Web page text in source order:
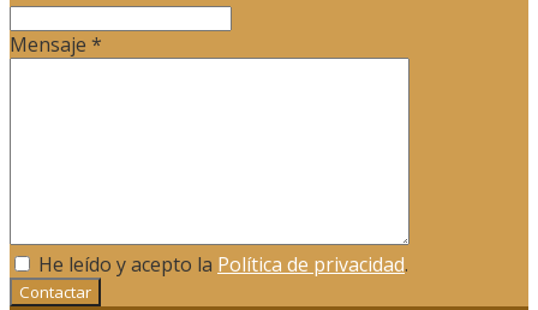
Mensaje *
He leído y acepto la Política de privacidad.
Contactar